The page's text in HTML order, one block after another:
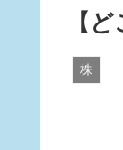
【
株